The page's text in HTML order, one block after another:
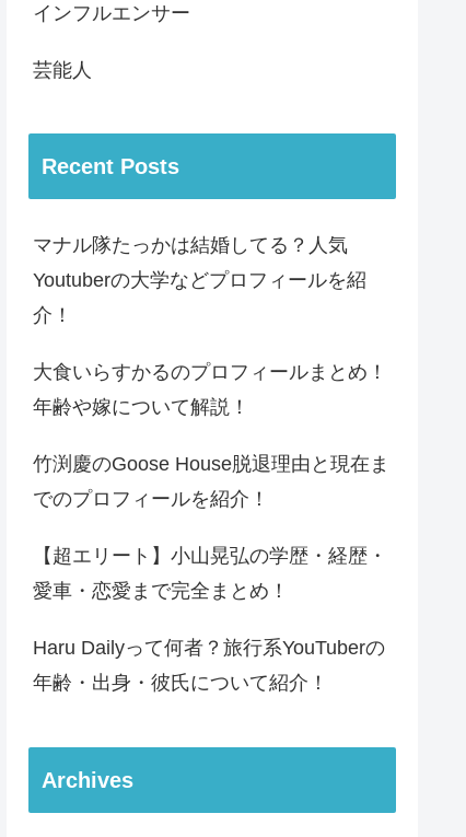
インフルエンサー
芸能人
Recent Posts
マナル隊たっかは結婚してる？人気
Youtuberの大学などプロフィールを紹
介！
大食いらすかるのプロフィールまとめ！
年齢や嫁について解説！
竹渕慶のGoose House脱退理由と現在ま
でのプロフィールを紹介！
【超エリート】小山晃弘の学歴・経歴・
愛車・恋愛まで完全まとめ！
Haru Dailyって何者？旅行系YouTuberの
年齢・出身・彼氏について紹介！
Archives